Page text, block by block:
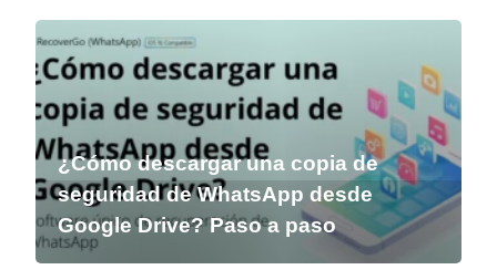
¿Cómo descargar una copia de
seguridad de WhatsApp desde
Google Drive? Paso a paso